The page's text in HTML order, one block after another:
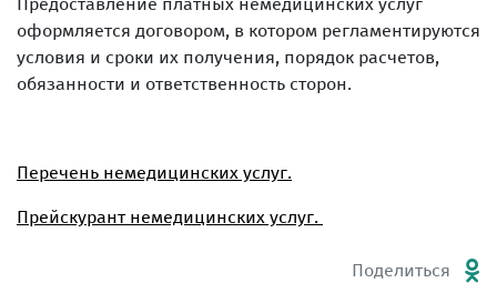
оформляется договором, в котором регламентируются
условия и сроки их получения, порядок расчетов,
обязанности и ответственность сторон.
Перечень немедицинских услуг.
Прейскурант немедицинских услуг.
Поделиться